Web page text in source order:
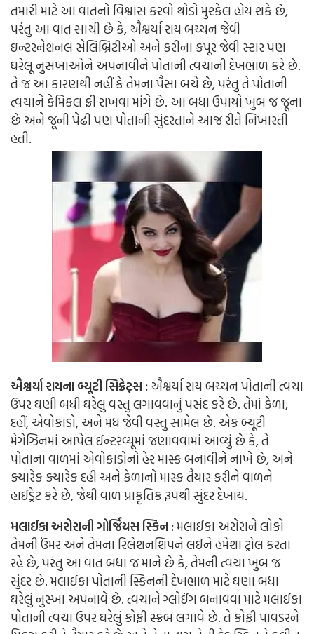
તમારી માટે આ વાતનો વિશ્વાસ કરવો થોડો મુશ્કેલ હોય શકે છે,
પરંતુ આ વાત સાચી છે કે, ઐશ્વર્યા રાય બચ્ચન જેવી
ઇન્ટરનેશનલ સેલિબ્રિટીઓ અને કરીના કપૂર જેવી સ્ટાર પણ
ઘરેલૂ નુસખાઓને અપનાવીને પોતાની ત્વચાની દેખભાળ કરે છે.
તે જ આ કારણથી નહીં કે તેમના પૈસા બચે છે, પરંતુ તે પોતાની
ત્વચાને કેમિકલ ફ્રી રાખવા માંગે છે. આ બધા ઉપાયો ખુબ જ જૂના
છે અને જૂની પેઢી પણ પોતાની સુંદરતાને આજ રીતે નિખારતી
હતી.
ઐશ્વર્યા રાયના બ્યૂટી સિક્રેટ્સ :ઐશ્વર્યા રાય બચ્ચન પોતાની ત્વચા
ઉપર ઘણી બધી ઘરેલુ વસ્તુ લગાવવાનું પસંદ કરે છે. તેમાં કેળા,
દહીં, એવોકાડો, અને મધ જેવી વસ્તુ સામેલ છે. એક બ્યૂટી
મેગેઝિનમાં આપેલ ઈન્ટરવ્યૂમાં જણાવવામાં આવ્યું છે કે, તે
પોતાના વાળમાં એવોકાડોનો હેર માસ્ક બનાવીને નાખે છે, અને
ક્યારેક ક્યારેક દહી અને કેળાનો માસ્ક તૈયાર કરીને વાળને
હાઈડ્રેટ કરે છે, જેથી વાળ પ્રાકૃતિક રૂપથી સુંદર દેખાય.
મલાઈકા અરોરાની ગોર્જિયસ સ્કિન :મલાઈકા અરોરાને લોકો
તેમની ઉંમર અને તેમના રિલેશનશિપને લઈને હંમેશા ટ્રોલ કરતા
રહે છે, પરંતુ આ વાત બધા જ માને છે કે, તેમની ત્વચા ખુબ જ
સુંદર છે. મલાઈકા પોતાની સ્કિનની દેખભાળ માટે ઘણા બધા
ઘરેલું નુસ્ખા અપનાવે છે. ત્વચાને ગ્લોઈંગ બનાવવા માટે મલાઈકા
પોતાની ત્વચા ઉપર ઘરેલું કોફી સ્ક્રબ લગાવે છે. તે કોફી પાવડરને